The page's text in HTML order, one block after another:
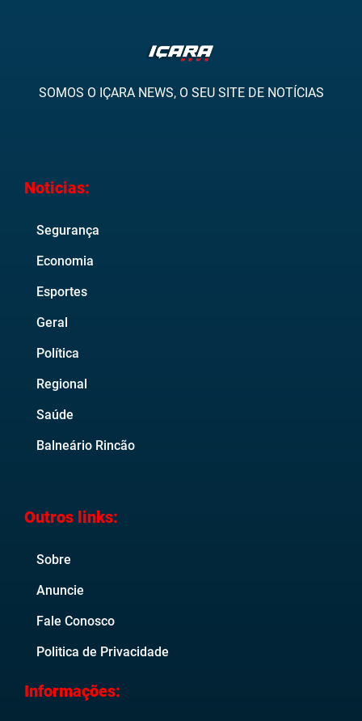
SOMOS O IÇARA NEWS, O SEU SITE DE NOTÍCIAS
Noticias:
Segurança
Economia
Esportes
Geral
Política
Regional
Saúde
Balneário Rincão
Outros links:
Sobre
Anuncie
Fale Conosco
Politica de Privacidade
Informações: